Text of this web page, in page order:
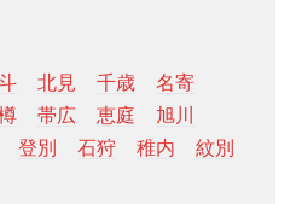
北見 千歳
名寄
帯広 恵庭
旭川
登別 石狩 稚内
紋別